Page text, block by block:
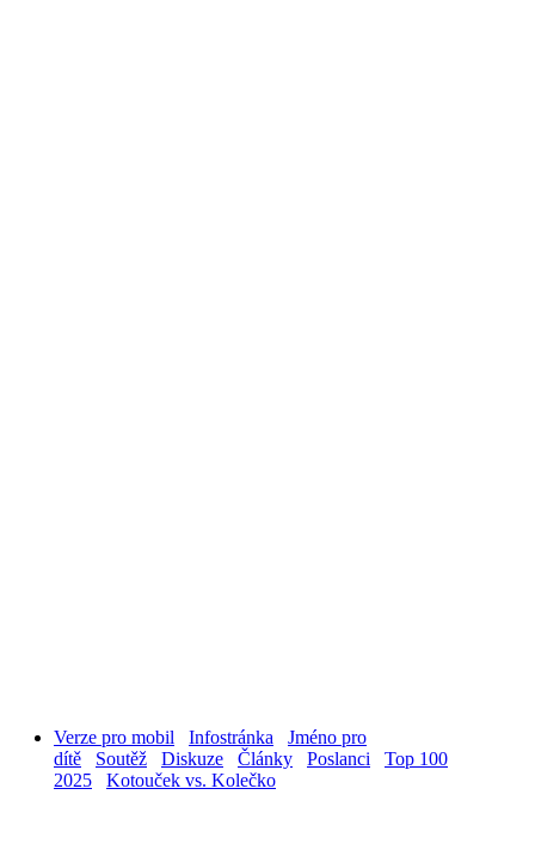
Verze pro mobil Infostránka
Jméno pro
dítě
Soutěž Diskuze Články Poslanci
Top 100
2025
Kotouček vs. Kolečko